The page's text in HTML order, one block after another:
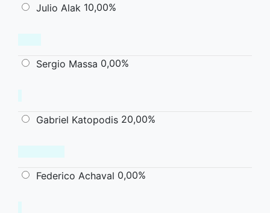
Julio Alak 10,00%
Sergio Massa 0,00%
Gabriel Katopodis 20,00%
Federico Achaval 0,00%